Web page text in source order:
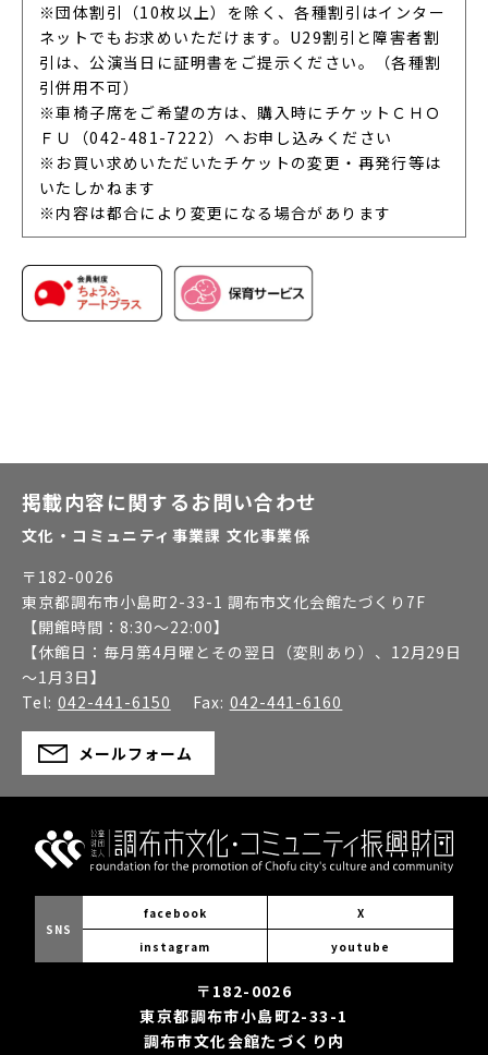
※団体割引（10枚以上）を除く、各種割引はインター
ネットでもお求めいただけます。U29割引と障害者割
引は、公演当日に証明書をご提示ください。（各種割
引併用不可）
※車椅子席をご希望の方は、購入時にチケットＣＨＯ
ＦＵ（042-481-7222）へお申し込みください
※お買い求めいただいたチケットの変更・再発行等は
いたしかねます
※内容は都合により変更になる場合があります
掲載内容に関するお問い合わせ
文化・コミュニティ事業課 文化事業係
〒 182-0026
東京都調布市小島町2-33-1 調布市文化会館たづくり7F
【開館時間： 8:30～22:00】
【休館日： 毎月第4月曜とその翌日（変則あり）、12月29日
～1月3日】
Tel: 042-441-6150 Fax: 042-441-6160
メールフォーム
SNS
facebook X
instagram youtube
〒182-0026
東京都調布市小島町2-33-1
調布市文化会館たづくり内